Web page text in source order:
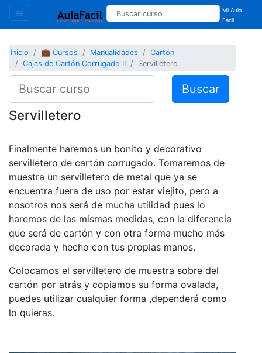
Mi Aula
Facil
Inicio 💼 Cursos Manualidades
Cartón
Cajas de Cartón Corrugado II
Servilletero
Buscar
Servilletero
Finalmente haremos un bonito y decorativo
servilletero de cartón corrugado. Tomaremos de
muestra un servilletero de metal que ya se
encuentra fuera de uso por estar viejito, pero a
nosotros nos será de mucha utilidad pues lo
haremos de las mismas medidas, con la diferencia
que será de cartón y con otra forma mucho más
decorada y hecho con tus propias manos.
Colocamos el servilletero de muestra sobre del
cartón por atrás y copiamos su forma ovalada,
puedes utilizar cualquier forma ,dependerá como
lo quieras.